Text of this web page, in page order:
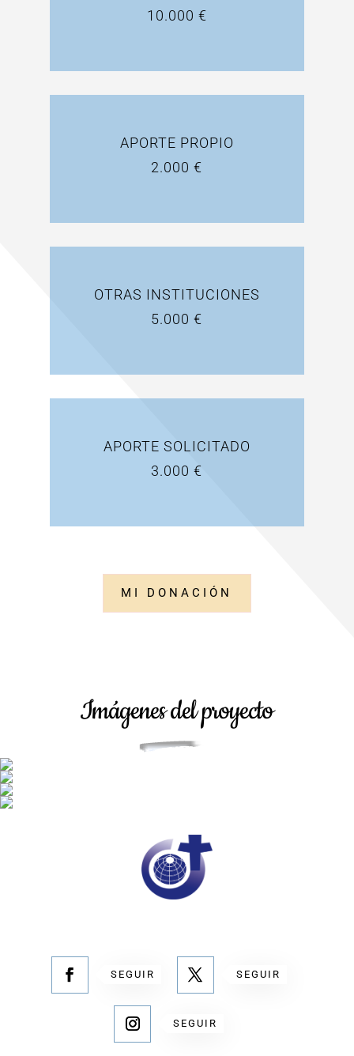
10.000 €
APORTE PROPIO
2.000 €
OTRAS INSTITUCIONES
5.000 €
APORTE SOLICITADO
3.000 €
MI DONACIÓN
Imágenes del proyecto
SEGUIR SEGUIR
SEGUIR